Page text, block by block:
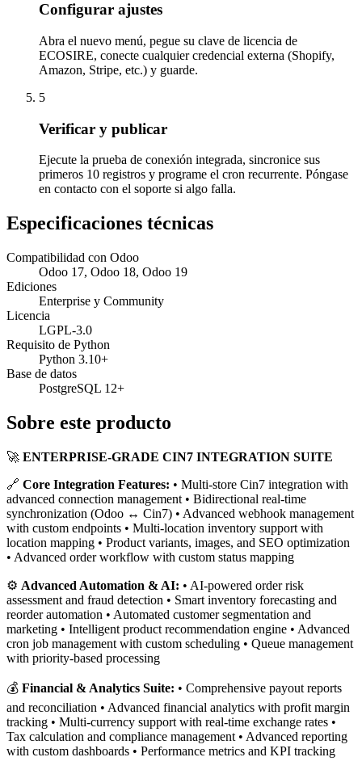
Configurar ajustes
Abra el nuevo menú, pegue su clave de licencia de
ECOSIRE, conecte cualquier credencial externa (Shopify,
Amazon, Stripe, etc.) y guarde.
5
Verificar y publicar
Ejecute la prueba de conexión integrada, sincronice sus
primeros 10 registros y programe el cron recurrente. Póngase
en contacto con el soporte si algo falla.
Especificaciones técnicas
Compatibilidad con Odoo
Odoo 17, Odoo 18, Odoo 19
Ediciones
Enterprise y Community
Licencia
LGPL-3.0
Requisito de Python
Python 3.10+
Base de datos
PostgreSQL 12+
Sobre este producto
🚀 ENTERPRISE-GRADE CIN7 INTEGRATION SUITE
🔗 Core Integration Features: • Multi-store Cin7 integration with
advanced connection management • Bidirectional real-time
synchronization (Odoo ↔ Cin7) • Advanced webhook management
with custom endpoints • Multi-location inventory support with
location mapping • Product variants, images, and SEO optimization
• Advanced order workflow with custom status mapping
⚙️ Advanced Automation & AI: • AI-powered order risk
assessment and fraud detection • Smart inventory forecasting and
reorder automation • Automated customer segmentation and
marketing • Intelligent product recommendation engine • Advanced
cron job management with custom scheduling • Queue management
with priority-based processing
💰 Financial & Analytics Suite: • Comprehensive payout reports
and reconciliation • Advanced financial analytics with profit margin
tracking • Multi-currency support with real-time exchange rates •
Tax calculation and compliance management • Advanced reporting
with custom dashboards • Performance metrics and KPI tracking